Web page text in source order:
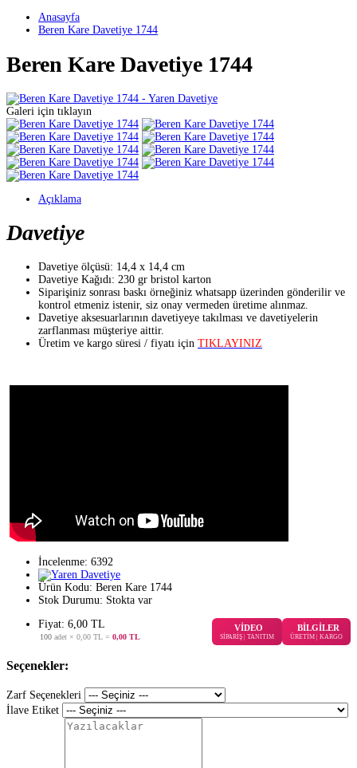
Anasayfa
Beren Kare Davetiye 1744
Beren Kare Davetiye 1744
Galeri için tıklayın
Açıklama
Davetiye
Davetiye ölçüsü: 14,4 x 14,4 cm
Davetiye Kağıdı: 230 gr bristol karton
Siparişiniz sonrası baskı örneğiniz whatsapp üzerinden gönderilir ve
kontrol etmeniz istenir, siz onay vermeden üretime alınmaz.
Davetiye aksesuarlarının davetiyeye takılması ve davetiyelerin
zarflanması müşteriye aittir.
Üretim ve kargo süresi / fiyatı için TIKLAYINIZ
İncelenme: 6392
Ürün Kodu: Beren Kare 1744
Stok Durumu: Stokta var
Fiyat: 6,00 TL
100 adet × 0,00 TL = 0,00 TL
VİDEO
SİPARİŞ | TANITIM
BİLGİLER
ÜRETİM | KARGO
Seçenekler:
Zarf Seçenekleri
İlave Etiket